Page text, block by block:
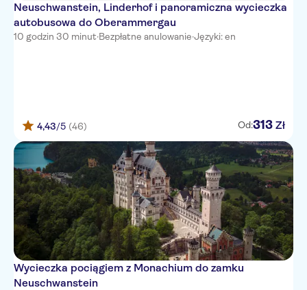
Neuschwanstein, Linderhof i panoramiczna wycieczka
autobusowa do Oberammergau
10 godzin 30 minut·Bezpłatne anulowanie·Języki: en
4,43/5 (46) Od:313 Zł
Wycieczka pociągiem z Monachium do zamku
Neuschwanstein